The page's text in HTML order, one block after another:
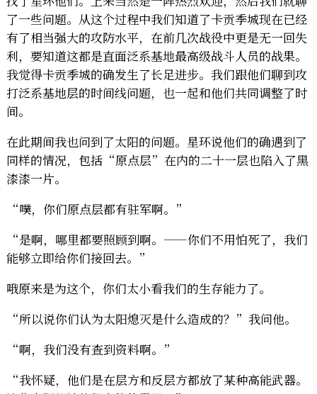
了一些问题。从这个过程中我们知道了卡贡季城现在已经
有了相当强大的攻防水平，在前几次战役中更是无一回失
利，要知道这都是直面泛系基地最高级战斗人员的战果。
我觉得卡贡季城的确发生了长足进步。我们跟他们聊到攻
打泛系基地层的时间线问题，也一起和他们共同调整了时
间。
在此期间我也问到了太阳的问题。星环说他们的确遇到了
同样的情况，包括“原点层”在内的二十一层也陷入了黑
漆漆一片。
“噗，你们原点层都有驻军啊。”
“是啊，哪里都要照顾到啊。——你们不用怕死了，我们
能够立即给你们接回去。”
哦原来是为这个，你们太小看我们的生存能力了。
“所以说你们认为太阳熄灭是什么造成的？”我问他。
“啊，我们没有查到资料啊。”
“我怀疑，他们是在层方和反层方都放了某种高能武器。